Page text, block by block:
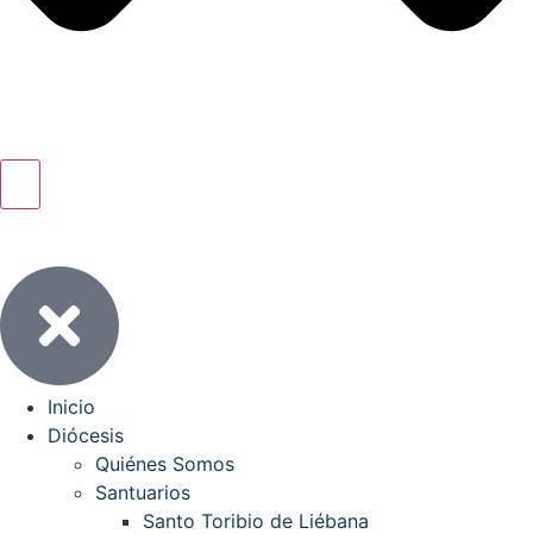
Inicio
Diócesis
Quiénes Somos
Santuarios
Santo Toribio de Liébana